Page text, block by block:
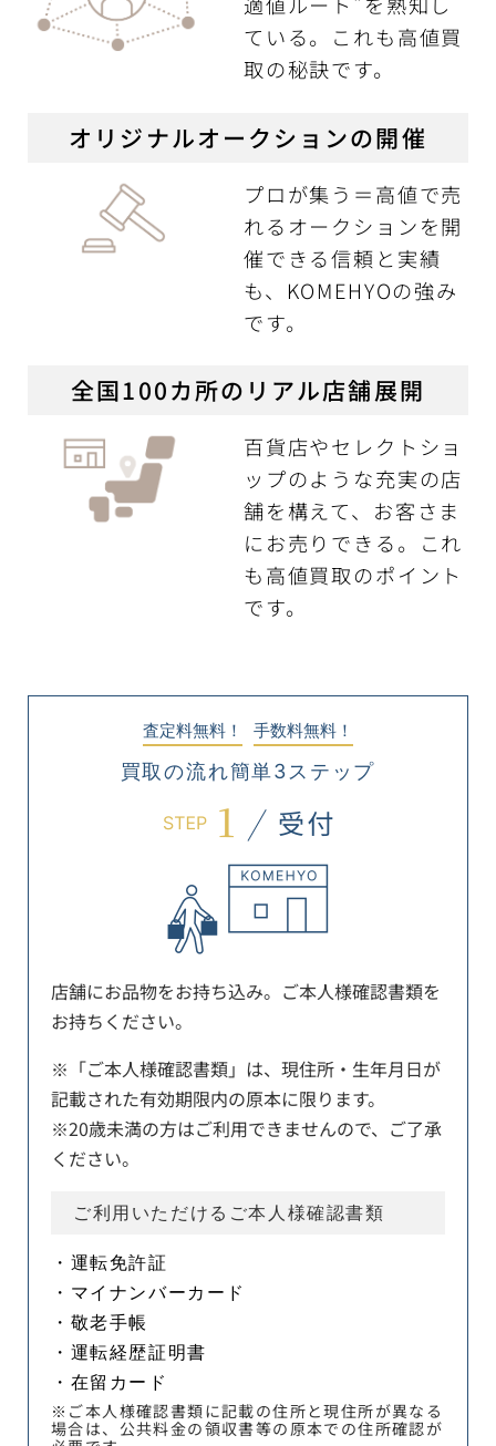
ている。これも高値買
取の秘訣です。
オリジナルオークションの開催
プロが集う＝高値で売
れるオークションを開
催できる信頼と実績
も、KOMEHYOの強み
です。
全国100カ所のリアル店舗展開
百貨店やセレクトショ
ップのような充実の店
舗を構えて、お客さま
にお売りできる。これ
も高値買取のポイント
です。
査定料無料！ 手数料無料！
買取の流れ簡単3ステップ
店舗にお品物をお持ち込み。ご本人様確認書類を
お持ちください。
※「ご本人様確認書類」は、現住所・生年月日が
記載された有効期限内の原本に限ります。
※20歳未満の方はご利用できませんので、ご了承
ください。
ご利用いただけるご本人様確認書類
・運転免許証
・マイナンバーカード
・敬老手帳
・運転経歴証明書
・在留カード
※ご本人様確認書類に記載の住所と現住所が異なる
場合は、公共料金の領収書等の原本での住所確認が